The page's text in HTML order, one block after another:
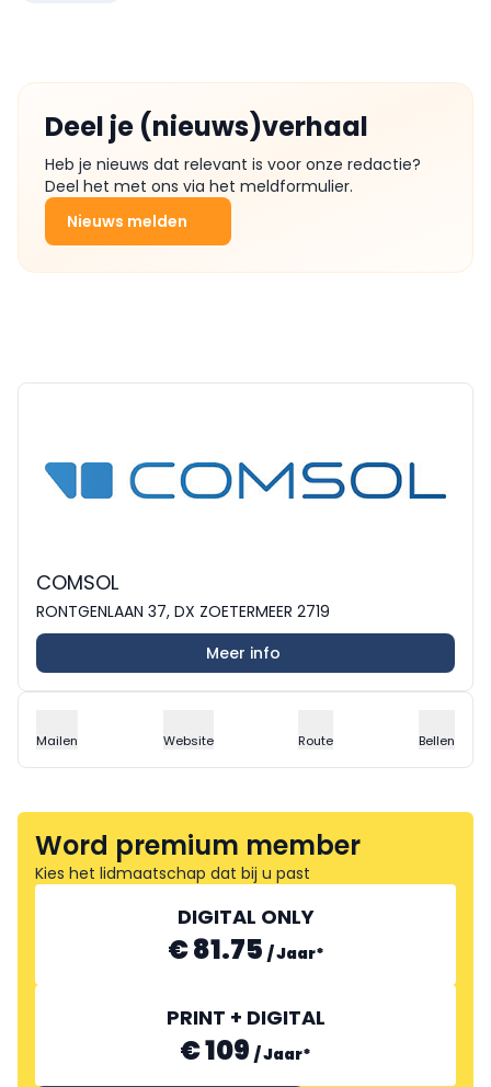
Deel je (nieuws)verhaal
Heb je nieuws dat relevant is voor onze redactie?
Deel het met ons via het meldformulier.
Nieuws melden
COMSOL
RONTGENLAAN 37, DX ZOETERMEER 2719
Meer info
Mailen Website Route Bellen
Word premium member
Kies het lidmaatschap dat bij u past
DIGITAL ONLY
€ 81.75 /Jaar*
PRINT + DIGITAL
€ 109 /Jaar*